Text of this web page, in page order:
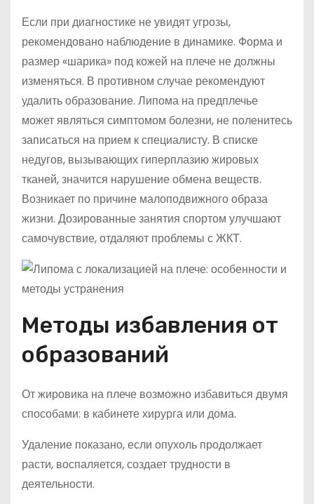
Если при диагностике не увидят угрозы,
рекомендовано наблюдение в динамике. Форма и
размер «шарика» под кожей на плече не должны
изменяться. В противном случае рекомендуют
удалить образование. Липома на предплечье
может являться симптомом болезни, не поленитесь
записаться на прием к специалисту. В списке
недугов, вызывающих гиперплазию жировых
тканей, значится нарушение обмена веществ.
Возникает по причине малоподвижного образа
жизни. Дозированные занятия спортом улучшают
самочувствие, отдаляют проблемы с ЖКТ.
Методы избавления от
образований
От жировика на плече возможно избавиться двумя
способами: в кабинете хирурга или дома.
Удаление показано, если опухоль продолжает
расти, воспаляется, создает трудности в
деятельности.